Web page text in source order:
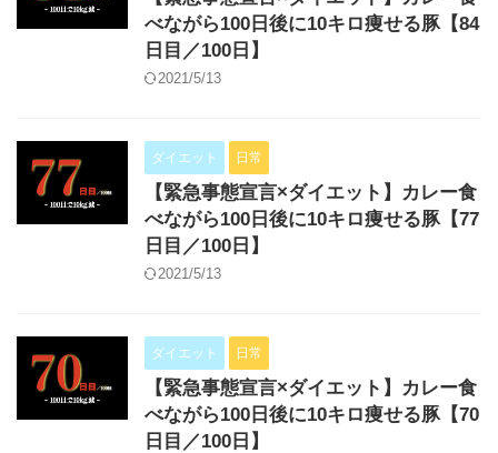
べながら100日後に10キロ痩せる豚【84
日目／100日】
2021/5/13
ダイエット 日常
【緊急事態宣言×ダイエット】カレー食
べながら100日後に10キロ痩せる豚【77
日目／100日】
2021/5/13
ダイエット 日常
【緊急事態宣言×ダイエット】カレー食
べながら100日後に10キロ痩せる豚【70
日目／100日】